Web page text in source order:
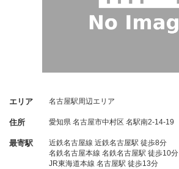
エリア 名古屋駅周辺エリア
住所 愛知県 名古屋市中村区 名駅南2-14-19
最寄駅
近鉄名古屋線 近鉄名古屋駅 徒歩8分
名鉄名古屋本線 名鉄名古屋駅 徒歩10分
JR東海道本線 名古屋駅 徒歩13分